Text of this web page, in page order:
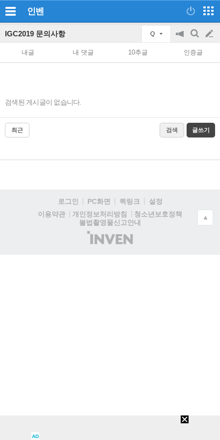
인벤
IGC2019 문의사항 Q
공
on/off
검
색
글
쓰
내글 내 댓글 10추글 인증글
검색된 게시글이 없습니다.
최근 검색 글쓰기
로그인 PC화면 퀵링크
설정
이용약관
개인정보처리방침
청소년보호정책
불법촬영물신고안내
(주)
인
▲
AD